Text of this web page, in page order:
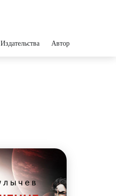
Издательства Авторы